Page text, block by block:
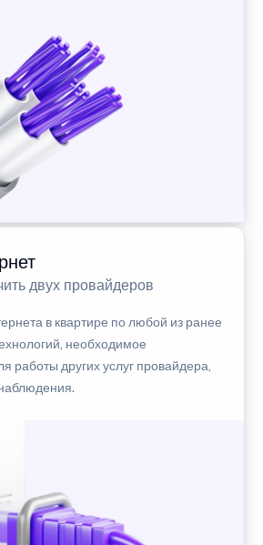
двух провайдеров
в квартире по любой из ранее
необходимое
работы других услуг провайдера,